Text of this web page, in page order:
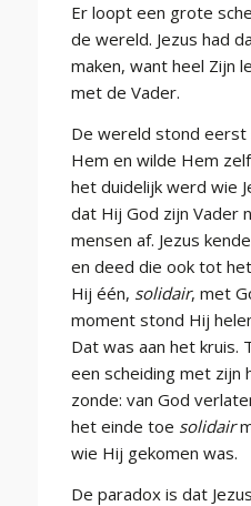
Er loopt een grote
de wereld. Jezus had
maken, want heel Zijn
met de Vader.
De wereld stond
Hem en wilde Hem
het duidelijk werd wie
dat Hij God zijn Vader
mensen af. Jezus
en deed die ook tot
Hij één, solidair, met
moment stond Hij
Dat was aan het kruis.
een scheiding met zijn
zonde: van God
het einde toe solidair
wie Hij gekomen was.
De paradox is dat